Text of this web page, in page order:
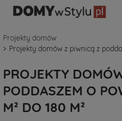
Projekty domów
Projekty domów z piwnicą z
PROJEKTY
PODDASZEM O
M² DO 180 M²